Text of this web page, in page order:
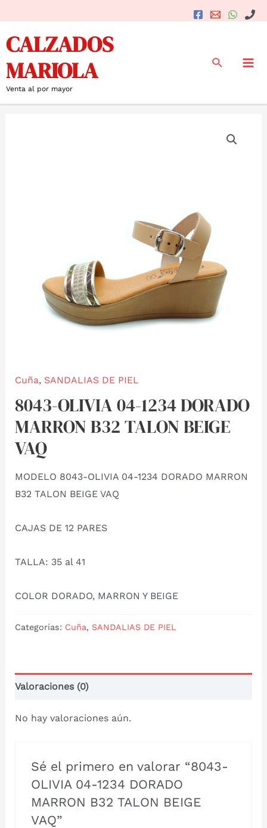
al
contenido
CALZADOS
MARIOLA
Venta al por mayor
Buscar
Cuña, SANDALIAS DE PIEL
8043-OLIVIA 04-1234 DORADO
MARRON B32 TALON BEIGE
VAQ
MODELO 8043-OLIVIA 04-1234 DORADO MARRON
B32 TALON BEIGE VAQ
CAJAS DE 12 PARES
TALLA: 35 al 41
COLOR DORADO, MARRON Y BEIGE
Categorías: Cuña, SANDALIAS DE PIEL
Valoraciones (0)
No hay valoraciones aún.
Sé el primero en valorar “8043-
OLIVIA 04-1234 DORADO
MARRON B32 TALON BEIGE
VAQ”